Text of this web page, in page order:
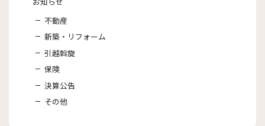
不動産
新築・リフォーム
引越斡旋
保険
決算公告
その他